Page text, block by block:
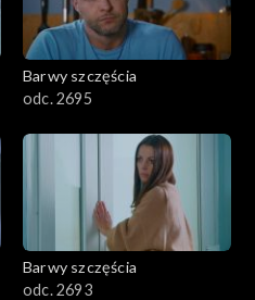
Barwy szczęścia
odc. 2695
Barwy szczęścia
odc. 2693